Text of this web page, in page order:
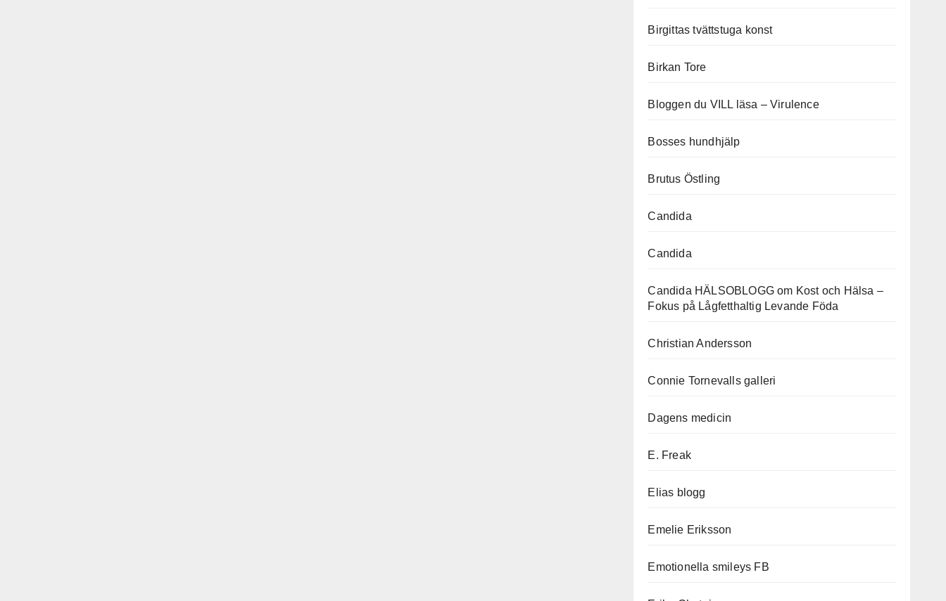
Birgittas tvättstuga konst
Birkan Tore
Bloggen du VILL läsa – Virulence
Bosses hundhjälp
Brutus Östling
Candida
Candida
Candida HÄLSOBLOGG om Kost och Hälsa –
Fokus på Lågfetthaltig Levande Föda
Christian Andersson
Connie Tornevalls galleri
Dagens medicin
E. Freak
Elias blogg
Emelie Eriksson
Emotionella smileys FB